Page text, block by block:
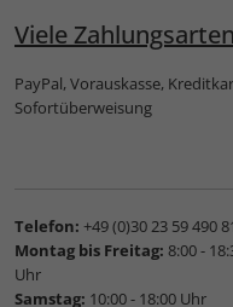
Viele Zahlungsarten
PayPal, Vorauskasse,
Sofortüberweisung
Telefon: +49 (0)30 23 59 490
Montag bis Freitag: 8:00 -
Uhr
Samstag: 10:00 - 18:00 Uhr